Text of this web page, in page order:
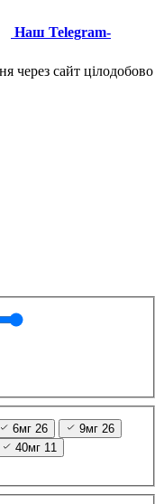
Наш Telegram-
через сайт цілодобово
6мг 26 9мг 26
40мг 11